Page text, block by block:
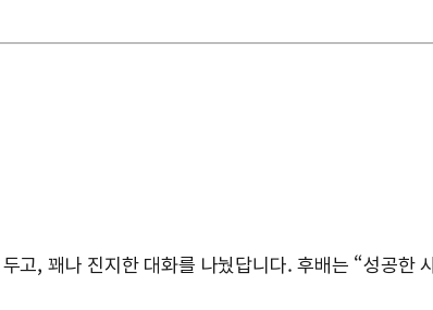
고, 꽤나 진지한 대화를 나눴답니다. 후배는 “성공한